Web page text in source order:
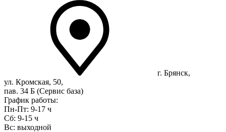
г. Брянск,
ул. Кромская, 50,
пав. 34 Б (Сервис база)
График работы:
Пн-Пт: 9-17 ч
Сб: 9-15 ч
Вс: выходной